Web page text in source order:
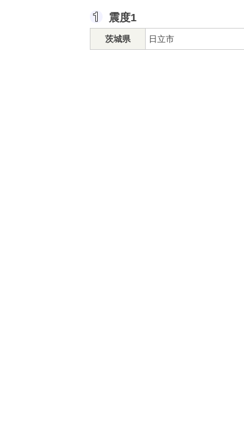
震度1
茨城県 日立市